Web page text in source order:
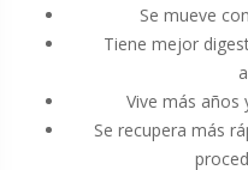
Se mueve
Tiene mejor
Vive más años
Se recupera más